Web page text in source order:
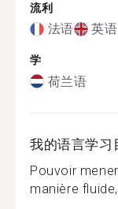
流利
法语 英语
学
荷兰语
我的语言学习
Pouvoir
manière fluide,